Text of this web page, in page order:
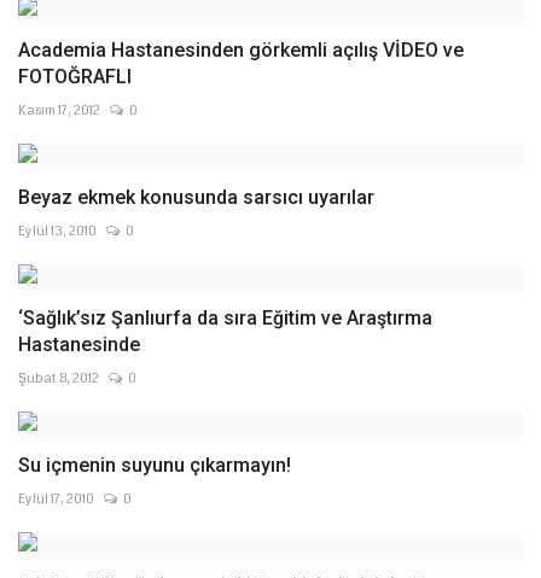
Academia Hastanesinden görkemli açılış VİDEO ve
FOTOĞRAFLI
Kasım 17, 2012 0
Beyaz ekmek konusunda sarsıcı uyarılar
Eylül 13, 2010 0
‘Sağlık’sız Şanlıurfa da sıra Eğitim ve Araştırma
Hastanesinde
Şubat 8, 2012 0
Su içmenin suyunu çıkarmayın!
Eylül 17, 2010 0